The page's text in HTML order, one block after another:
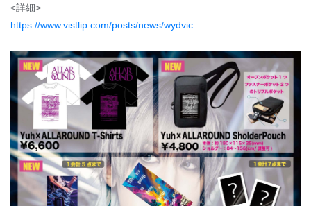
<詳細>
https://www.vistlip.com/posts/news/wydvic